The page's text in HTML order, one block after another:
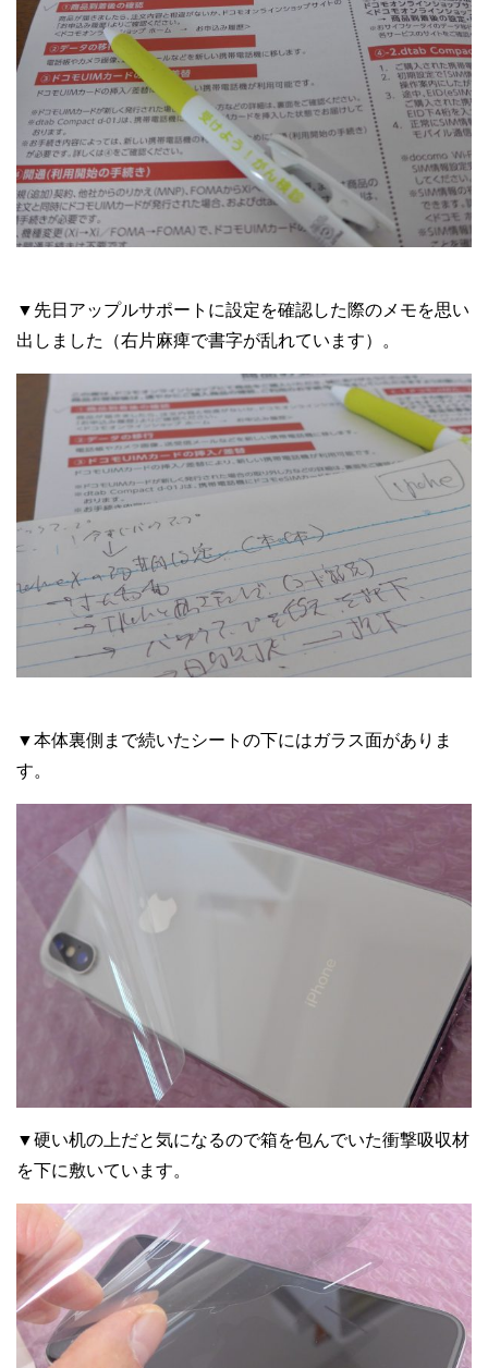
▼先日アップルサポートに設定を確認した際のメモを思い
出しました（右片麻痺で書字が乱れています）。
▼本体裏側まで続いたシートの下にはガラス面がありま
す。
▼硬い机の上だと気になるので箱を包んでいた衝撃吸収材
を下に敷いています。